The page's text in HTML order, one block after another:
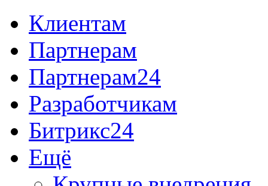
Клиентам
Партнерам
Партнерам24
Разработчикам
Битрикс24
Ещё